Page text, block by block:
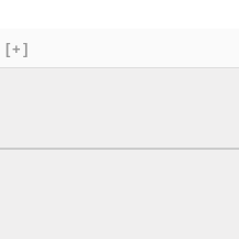
[+]